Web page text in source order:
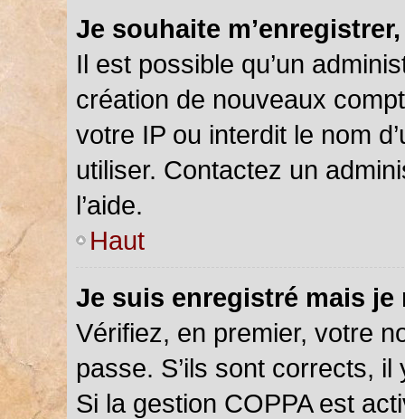
Je souhaite
Il est possible qu’un
création de nouveaux
votre IP ou interdit le nom
utiliser. Contactez un
l’aide.
Haut
Je suis enregistré mais
Vérifiez, en premier, votre
passe. S’ils sont corrects,
Si la gestion COPPA est